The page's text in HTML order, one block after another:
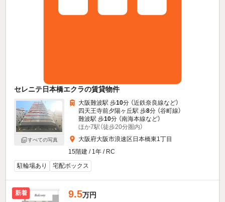
セレニテ日本橋エクラの賃貸物件
すべての写真
大阪難波駅 歩10分 （近鉄奈良線など）
四天王寺前夕陽ヶ丘駅 歩8分 （谷町線）
難波駅 歩10分 （南海本線など）
ほか7駅（徒歩20分圏内）
大阪府大阪市浪速区日本橋東1丁目
15階建 / 1年 / RC
駐輪場あり
宅配ボックス
新着 9.5万円